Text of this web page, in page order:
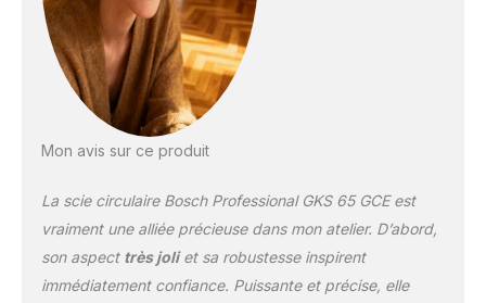
acoustique : 99 dB(A).
Livré avec : GKS 65 GCE,
clé 6 pans de 5 mm,
adaptateur d’aspiration, 1
Mon avis sur ce produit
La scie circulaire Bosch Professional GKS 65 GCE est
vraiment une alliée précieuse dans mon atelier. D’abord,
son aspect très joliet sa robustesse inspirent
immédiatement confiance. Puissante et précise, elle